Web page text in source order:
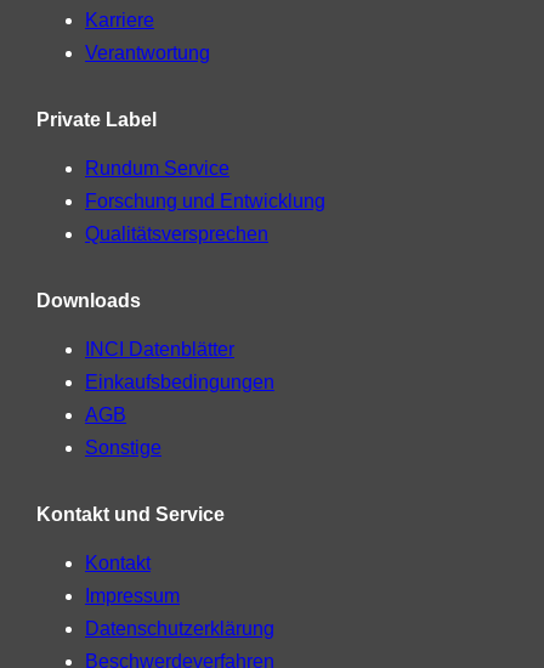
Karriere
Verantwortung
Private Label
Rundum Service
Forschung und Entwicklung
Qualitätsversprechen
Downloads
INCI Datenblätter
Einkaufsbedingungen
AGB
Sonstige
Kontakt und Service
Kontakt
Impressum
Datenschutzerklärung
Beschwerdeverfahren